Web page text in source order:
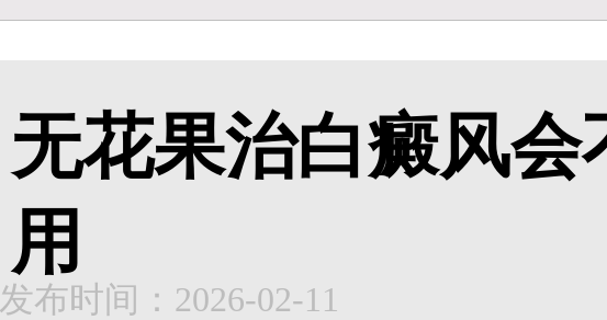
无花果治白癜风会
用
发布时间：2026-02-11